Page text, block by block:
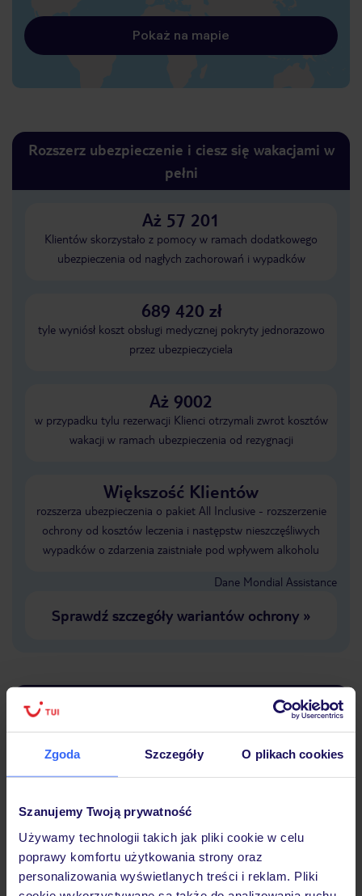
Zgoda Szczegóły O plikach cookies
Szanujemy Twoją prywatność
Używamy technologii takich jak pliki cookie w celu
poprawy komfortu użytkowania strony oraz
personalizowania wyświetlanych treści i reklam. Pliki
Pokaż na mapie
Rozszerz ubezpieczenie i ciesz się wakacjami w
pełni
Aż 57 201
Klientów skorzystało z pomocy w ramach dodatkowego
ubezpieczenia od nagłych zachorowań i wypadków
689 420 zł
tyle wyniósł koszt obsługi medycznej pokryty jednorazowo
przez ubezpieczyciela
Aż 9002
w przypadku tylu rezerwacji Klienci otrzymali zwrot kosztów
wakacji w ramach ubezpieczenia od rezygnacji
Większość Klientów
rozszerza ubezpieczenia o pakiet All Inclusive - rozszerzenie
ochrony od kosztów leczenia i następstw nieszczęśliwych
wypadków o zdarzenia zaistniałe pod wpływem alkoholu
Dane Mondial Assistance
Sprawdź szczegóły wariantów ochrony»
podróży w Polsce